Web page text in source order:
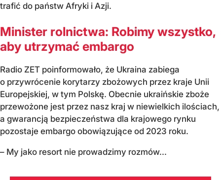
trafić do państw Afryki i Azji.
Minister rolnictwa: Robimy wszystko,
aby utrzymać embargo
Radio ZET poinformowało, że Ukraina zabiega
o przywrócenie korytarzy zbożowych przez kraje Unii
Europejskiej, w tym Polskę. Obecnie ukraińskie zboże
przewożone jest przez nasz kraj w niewielkich ilościach,
a gwarancją bezpieczeństwa dla krajowego rynku
pozostaje embargo obowiązujące od 2023 roku.
– My jako resort nie prowadzimy rozmów...